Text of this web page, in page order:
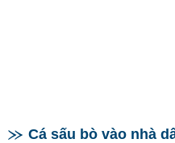
Cá sấu bò vào nhà